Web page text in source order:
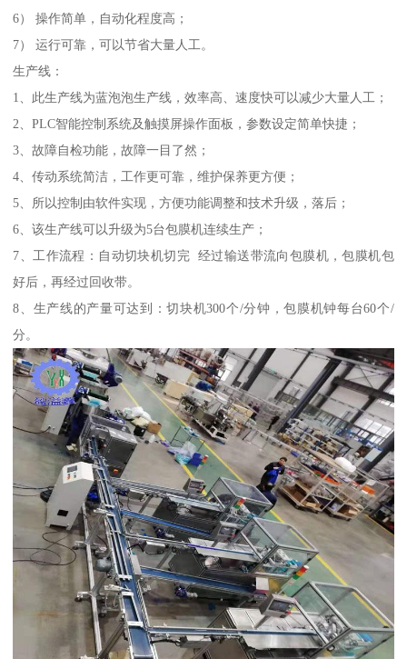
6） 操作简单，自动化程度高；
7） 运行可靠，可以节省大量人工。
生产线：
1、此生产线为蓝泡泡生产线，效率高、速度快可以减少大量人工；
2、PLC智能控制系统及触摸屏操作面板，参数设定简单快捷；
3、故障自检功能，故障一目了然；
4、传动系统简洁，工作更可靠，维护保养更方便；
5、所以控制由软件实现，方便功能调整和技术升级，落后；
6、该生产线可以升级为5台包膜机连续生产；
7、工作流程：自动切块机切完 经过输送带流向包膜机，包膜机包
好后，再经过回收带。
8、生产线的产量可达到：切块机300个/分钟，包膜机钟每台60个/
分。